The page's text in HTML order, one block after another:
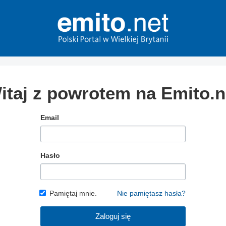
z powrotem na
Email
Hasło
Pamiętaj mnie. Nie pamiętasz hasła?
Zaloguj się